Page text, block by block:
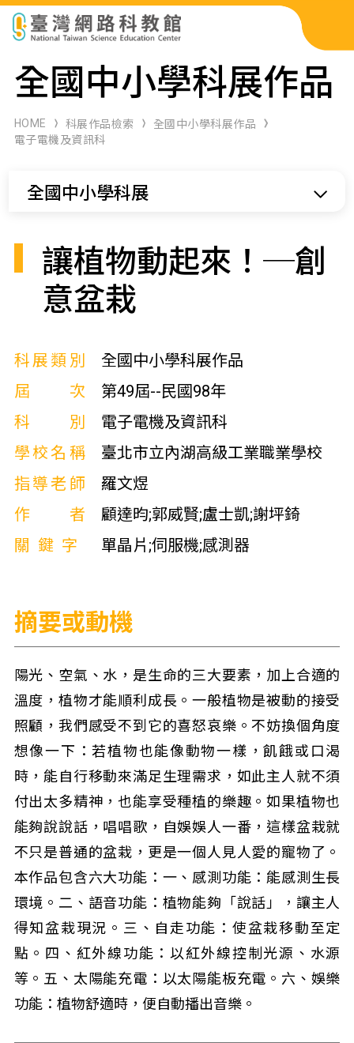
科展作品檢索
科學研習月刊
全國中小學科展作品
HOME 科展作品檢索
全國中小學科展作品
電子電機及資訊科
全國中小學科展
讓植物動起來！─創
意盆栽
科展類別
全國中小學科展作品
屆次
第49屆--民國98年
科別
電子電機及資訊科
學校名稱
臺北市立內湖高級工業職業學校
指導老師
羅文煜
作者
顧達昀;郭威賢;盧士凱;謝坪錡
關鍵字
單晶片;伺服機;感測器
摘要或動機
陽光、空氣、水，是生命的三大要素，加上合適的
溫度，植物才能順利成長。一般植物是被動的接受
照顧，我們感受不到它的喜怒哀樂。不妨換個角度
想像一下：若植物也能像動物一樣，飢餓或口渴
時，能自行移動來滿足生理需求，如此主人就不須
付出太多精神，也能享受種植的樂趣。如果植物也
能夠說說話，唱唱歌，自娛娛人一番，這樣盆栽就
不只是普通的盆栽，更是一個人見人愛的寵物了。
本作品包含六大功能：一、感測功能：能感測生長
環境。二、語音功能：植物能夠「說話」，讓主人
得知盆栽現況。三、自走功能：使盆栽移動至定
點。四、紅外線功能：以紅外線控制光源、水源
等。五、太陽能充電：以太陽能板充電。六、娛樂
功能：植物舒適時，便自動播出音樂。